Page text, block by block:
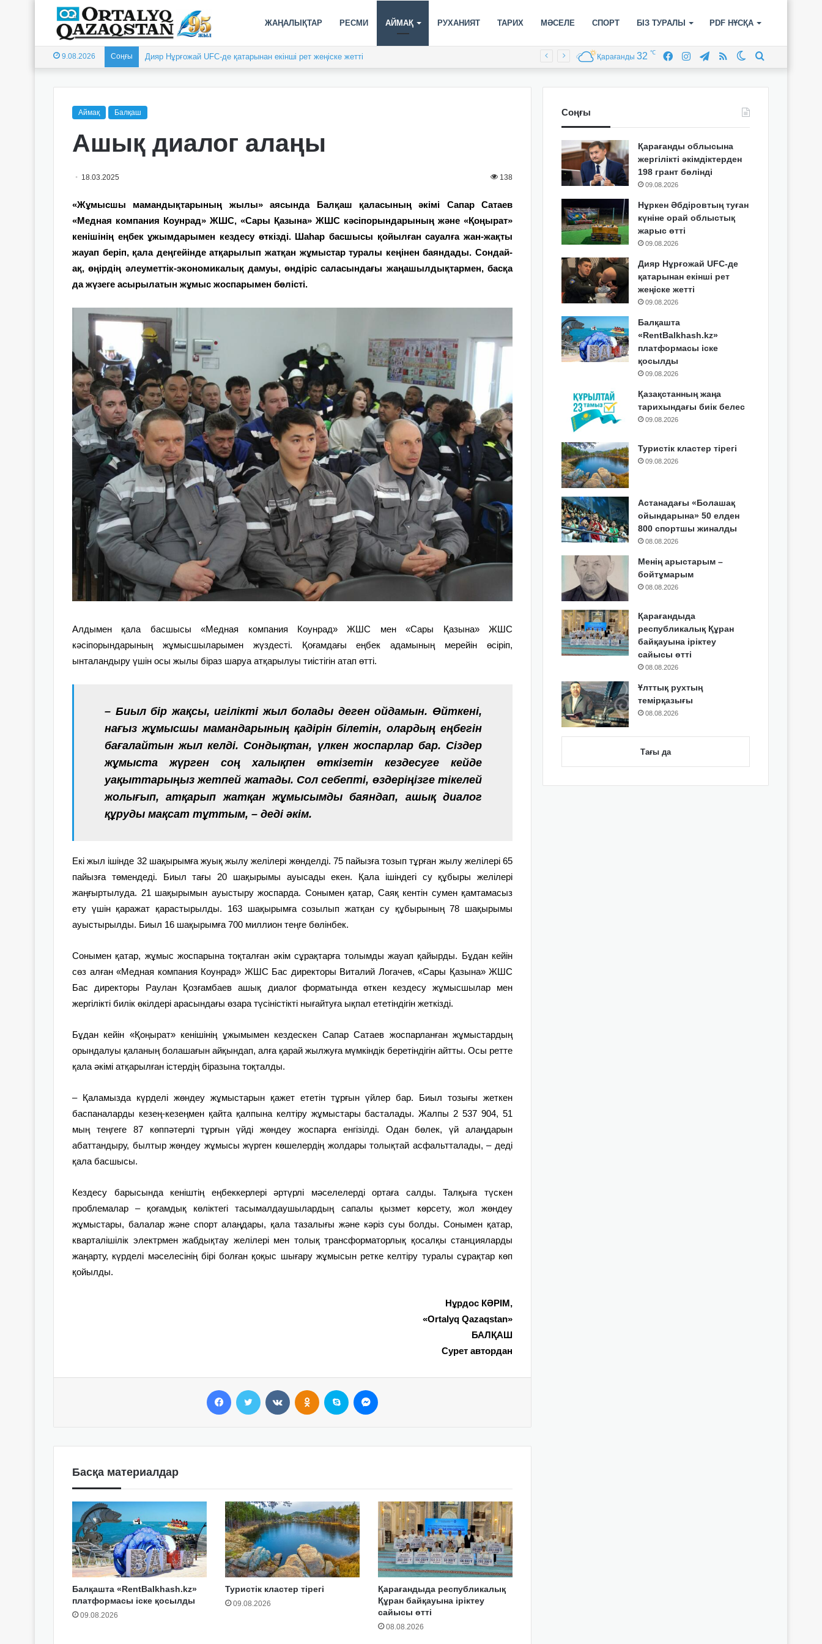
ЖАҢАЛЫҚТАР РЕСМИ АЙМАҚ РУХАНИЯТ ТАРИХ МӘСЕЛЕ СПОРТ БІЗ ТУРАЛЫ PDF НҰСҚА
9.08.2026 Соңғы Дияр Нұрғожай UFC-де қатарынан екінші рет жеңіске жетті Switch
RSS
Telegram
Instagram
Facebook
Қарағанды 32 ℃
Аймақ Балқаш
Ашық диалог алаңы
18.03.2025 138
«Жұмысшы мамандықтарының жылы» аясында Балқаш қаласының әкімі Сапар Сатаев
«Медная компания Коунрад» ЖШС, «Сары Қазына» ЖШС кәсіпорындарының және «Қоңырат»
кенішінің еңбек ұжымдарымен кездесу өткізді. Шаһар басшысы қойылған сауалға жан-жақты
жауап беріп, қала деңгейінде атқарылып жатқан жұмыстар туралы кеңінен баяндады. Сондай-
ақ, өңірдің әлеуметтік-экономикалық дамуы, өндіріс саласындағы жаңашылдықтармен, басқа
да жүзеге асырылатын жұмыс жоспарымен бөлісті.
Алдымен қала басшысы «Медная компания Коунрад» ЖШС мен «Сары Қазына» ЖШС
кәсіпорындарының жұмысшыларымен жүздесті. Қоғамдағы еңбек адамының мерейін өсіріп,
ынталандыру үшін осы жылы біраз шаруа атқарылуы тиістігін атап өтті.
– Биыл бір жақсы, игілікті жыл болады деген ойдамын. Өйт­кені,
нағыз жұмысшы мамандарының қадірін білетін, олардың еңбегін
бағалайтын жыл келді. Сондықтан, үлкен жоспарлар бар. Сіздер
жұмыста жүрген соң халықпен өткізетін кездесуге кейде
уақыттарыңыз жетпей жатады. Сол себепті, өздеріңізге тікелей
жолығып, атқарып жатқан жұмысымды баяндап, ашық диалог
құруды мақсат тұттым, – деді әкім.
Екі жыл ішінде 32 шақырымға жуық жылу желілері жөнделді. 75 пайызға тозып тұрған жылу желілері 65
пайызға төмендеді. Биыл тағы 20 шақырымы ауысады екен. Қала ішіндегі су құбыры желілері
жаңғыртылуда. 21 шақырымын ауыстыру жоспарда. Сонымен қатар, Саяқ кентін сумен қамтамасыз
ету үшін қаражат қарастырылды. 163 шақырымға созылып жатқан су құбырының 78 шақырымы
ауыстырылды. Биыл 16 шақырымға 700 миллион теңге бөлінбек.
Сонымен қатар, жұмыс жоспарына тоқталған әкім сұрақтарға толымды жауап қайырды. Бұдан кейін
сөз алған «Медная компания Коунрад» ЖШС Бас директоры Виталий Логачев, «Сары Қазына» ЖШС
Бас директоры Раулан Қозғамбаев ашық диалог форматында өткен кездесу жұмысшылар мен
жергілікті билік өкілдері арасындағы өзара түсіністікті нығайтуға ықпал ететіндігін жеткізді.
Бұдан кейін «Қоңырат» кенішінің ұжымымен кездескен Сапар Сатаев жоспарланған жұмыстардың
орындалуы қаланың болашағын айқындап, алға қарай жылжуға мүмкіндік беретіндігін айтты. Осы ретте
қала әкімі атқарылған істердің біразына тоқталды.
– Қаламызда күрделі жөндеу жұмыстарын қажет ететін тұрғын үйлер бар. Биыл тозығы жеткен
баспаналарды кезең-кезеңмен қайта қалпына келтіру жұмыстары басталады. Жалпы 2 537 904, 51
мың теңгеге 87 көппәтерлі тұрғын үйді жөндеу жоспарға енгізілді. Одан бөлек, үй алаңдарын
абаттандыру, былтыр жөндеу жұмысы жүрген көшелердің жолдары толықтай асфальтталады, – деді
қала басшысы.
Кездесу барысында кеніштің еңбеккерлері әртүрлі мәселелерді ортаға салды. Талқыға түскен
проблемалар – қоғамдық көліктегі тасымалдаушылардың сапалы қыз­мет көрсету, жол жөндеу
жұмыстары, балалар және спорт алаңдары, қала тазалығы және кәріз суы болды. Сонымен қатар,
кварталішілік электрмен жабдықтау желілері мен толық трансформаторлық қосалқы станцияларды
жаңарту, күрделі мәселесінің бірі болған қоқыс шығару жұмысын ретке келтіру туралы сұрақтар көп
қойылды.
Нұрдос КӘРІМ,
«Ortalyq Qazaqstan»
БАЛҚАШ
Сурет автордан
Басқа материалдар
Балқашта «RentBalkhash.kz»
платформасы іске қосылды
09.08.2026
Туристік кластер тірегі
09.08.2026
Қарағандыда республикалық
Құран байқауына іріктеу
сайысы өтті
08.08.2026
Соңғы
Қарағанды облысына
жергілікті әкімдіктерден
198 грант бөлінді
09.08.2026
Нұркен Әбдіровтың туған
күніне орай облыстық
жарыс өтті
09.08.2026
Дияр Нұрғожай UFC-де
қатарынан екінші рет
жеңіске жетті
09.08.2026
Балқашта
«RentBalkhash.kz»
платформасы іске
қосылды
09.08.2026
Қазақстанның жаңа
тарихындағы биік белес
09.08.2026
Туристік кластер тірегі
09.08.2026
Астанадағы «Болашақ
ойындарына» 50 елден
800 спортшы жиналды
08.08.2026
Менің арыстарым –
бойтұмарым
08.08.2026
Қарағандыда
республикалық Құран
байқауына іріктеу
сайысы өтті
08.08.2026
Ұлттық рухтың
темірқазығы
08.08.2026
Тағы да